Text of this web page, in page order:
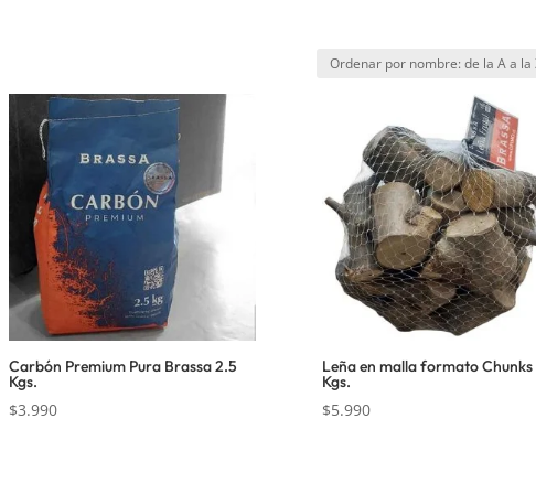
Carbón Premium Pura Brassa 2.5
Kgs.
$3.990
Leña en malla formato Chunks
Kgs.
$5.990